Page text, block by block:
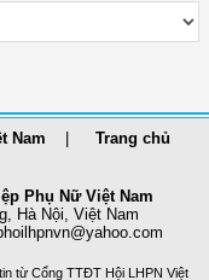
Nam
Trang chủ
Phụ Nữ Việt Nam
Hà Nội, Việt Nam
từ Cổng TTÐT Hội LHPN Việt